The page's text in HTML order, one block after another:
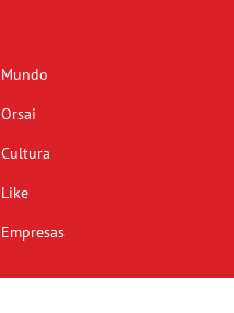
Mundo
Orsai
Cultura
Like
Empresas